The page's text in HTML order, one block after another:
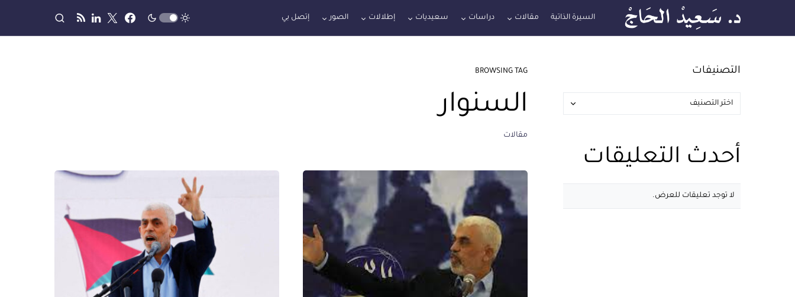
السيرة الذاتية مقالات دراسات سعيديات إطلالات الصور إتصل بي
BROWSING TAG
السنوار
مقالات
التصنيفات
أحدث التعليقات
لا توجد تعليقات للعرض.